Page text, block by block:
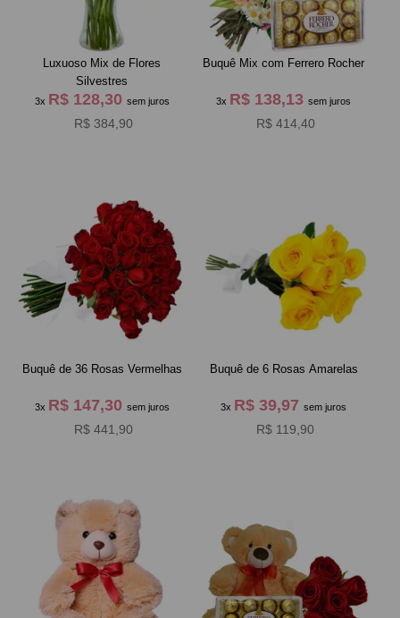
Luxuoso Mix de Flores
Silvestres
3x R$ 128,30 sem juros
R$ 384,90
Buquê Mix com Ferrero Rocher
3x R$ 138,13sem juros
R$ 414,40
Buquê de 36 Rosas Vermelhas
3x R$ 147,30 sem juros
R$ 441,90
Buquê de 6 Rosas Amarelas
3x R$ 39,97sem juros
R$ 119,90